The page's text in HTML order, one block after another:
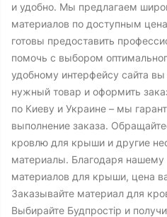
и удобно. Мы предлагаем
материалов по доступным
готовы предоставить
помочь с выбором
удобному интерфейсу сайта
нужный товар и оформить
по Киеву и Украине – мы
выполнение заказа.
кровлю для крыши и другие
материалы. Благодаря
материалов для крыши, цена
Заказывайте материал для
Выбирайте Будпростір и